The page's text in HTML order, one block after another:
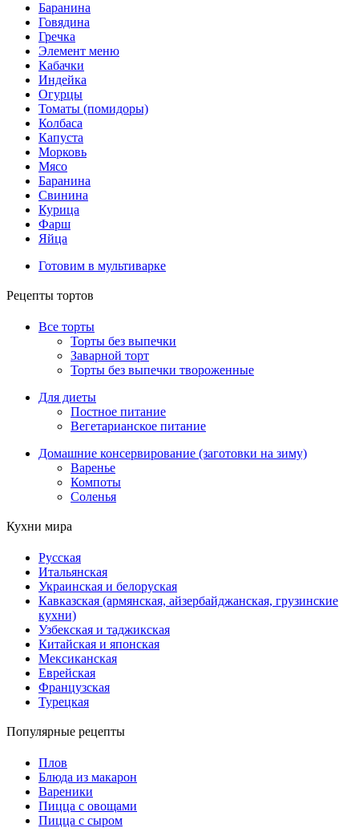
Баранина
Говядина
Гречка
Элемент меню
Кабачки
Индейка
Огурцы
Томаты (помидоры)
Колбаса
Капуста
Морковь
Мясо
Баранина
Свинина
Курица
Фарш
Яйца
Готовим в мультиварке
Рецепты тортов
Все торты
Торты без выпечки
Заварной торт
Торты без выпечки твороженные
Для диеты
Постное питание
Вегетарианское питание
Домашние консервирование (заготовки на зиму)
Варенье
Компоты
Соленья
Кухни мира
Русская
Итальянская
Украинская и белоруская
Кавказская (армянская, айзербайджанская, грузинские
кухни)
Узбекская и таджикская
Китайская и японская
Мексиканская
Еврейская
Французская
Турецкая
Популярные рецепты
Плов
Блюда из макарон
Вареники
Пицца с овощами
Пицца с сыром